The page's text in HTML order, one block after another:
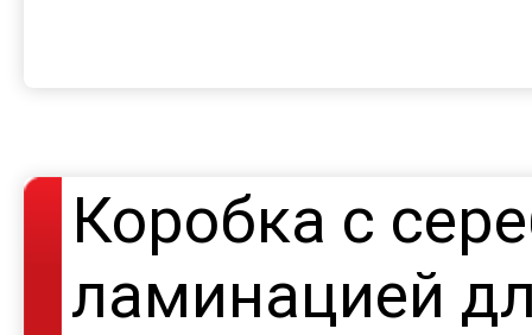
Коробка с
ламинацией